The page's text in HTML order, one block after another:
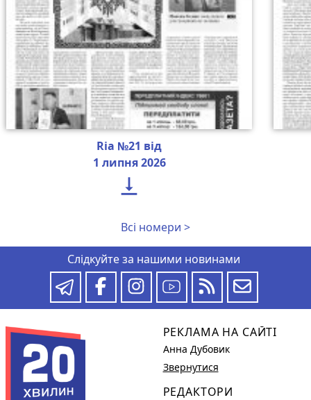
Ria №21 від
1 липня 2026

Всі номери >
Слідкуйте за нашими новинами
РЕКЛАМА НА САЙТІ
Анна Дубовик
Звернутися
РЕДАКТОРИ